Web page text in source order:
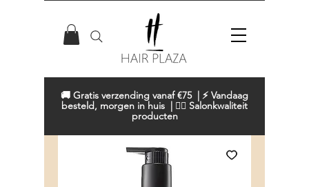
🚚 Gratis verzending vanaf €75 | ⚡ Vandaag
besteld, morgen in huis | 💇‍♀️ Salonkwaliteit
producten